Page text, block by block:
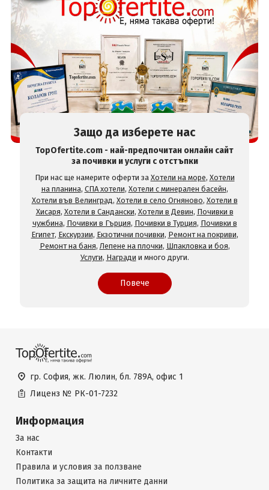
Защо да изберете нас
TopOfertite.com - най-предпочитан онлайн сайт
за почивки и услуги с отстъпки
При нас ще намерите оферти за Хотели на море, Хотели
на планина, СПА хотели, Хотели с минерален басейн,
Хотели във Велинград, Хотели в село Огняново, Хотели в
Хисаря, Хотели в Сандански, Хотели в Девин, Почивки в
чужбина, Почивки в Гърция, Почивки в Турция, Почивки в
Египет, Екскурзии, Екзотични почивки, Ремонт на покриви,
Ремонт на баня, Лепене на плочки, Шпакловка и боя,
Услуги, Награди и много други.
Повече
гр. София, жк. Люлин, бл. 789А, офис 1
Лиценз № РК-01-7232
Информация
За нас
Контакти
Правила и условия за ползване
Политика за защита на личните данни